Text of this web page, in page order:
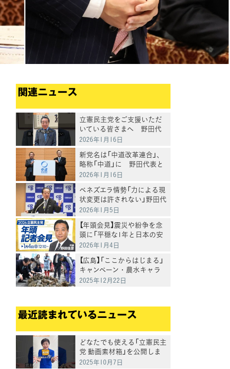
関連ニュース
立憲民主党をご支援いただ
いている皆さまへ 野田代
表メッセージ
2026年1月16日
新党名は「中道改革連合」、
略称「中道」に 野田代表と
公明・斉藤代表が発表
2026年1月16日
ベネズエラ情勢「力による現
状変更は許されない」野田代
表
2026年1月5日
【年頭会見】震災や紛争を念
頭に「平穏な1年と日本の安
定を」野田代表
2026年1月4日
【広島】「ここからはじまる」
キャンペーン・農水キャラ
バン 野田代表、呉市でカ
2025年12月22日
最近読まれているニュース
どなたでも使える「立憲民主
党 動画素材箱」を公開しま
した
2025年10月7日